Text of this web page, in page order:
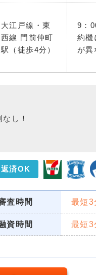
大江戸線・東
西線 門前仲町
駅（徒歩4分）
9：
約機
が異
し！
返済OK
査時間 最短
資時間 最短